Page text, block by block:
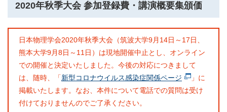
2020年秋季大会 参加登録費・講演概要集頒価
日本物理学会2020年秋季大会（筑波大学9月14日～17日、
熊本大学9月8日～11日）は現地開催中止とし、オンライン
での開催と決定いたしました。今後の対応につきまして
は、随時、「新型コロナウイルス感染症関係ページ
」に
掲載いたします。なお、本件について電話での質問は受け
付けておりませんのでご了承ください。